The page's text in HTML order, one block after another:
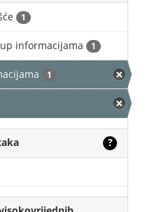
1
informacijama 1
1
?